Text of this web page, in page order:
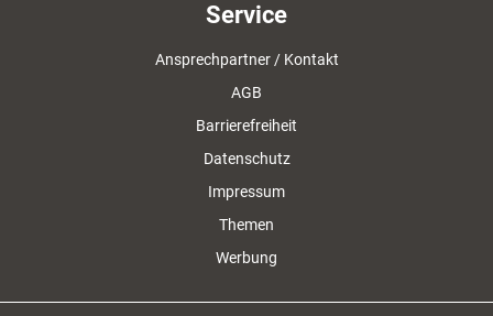
Service
Ansprechpartner / Kontakt
AGB
Barrierefreiheit
Datenschutz
Impressum
Themen
Werbung